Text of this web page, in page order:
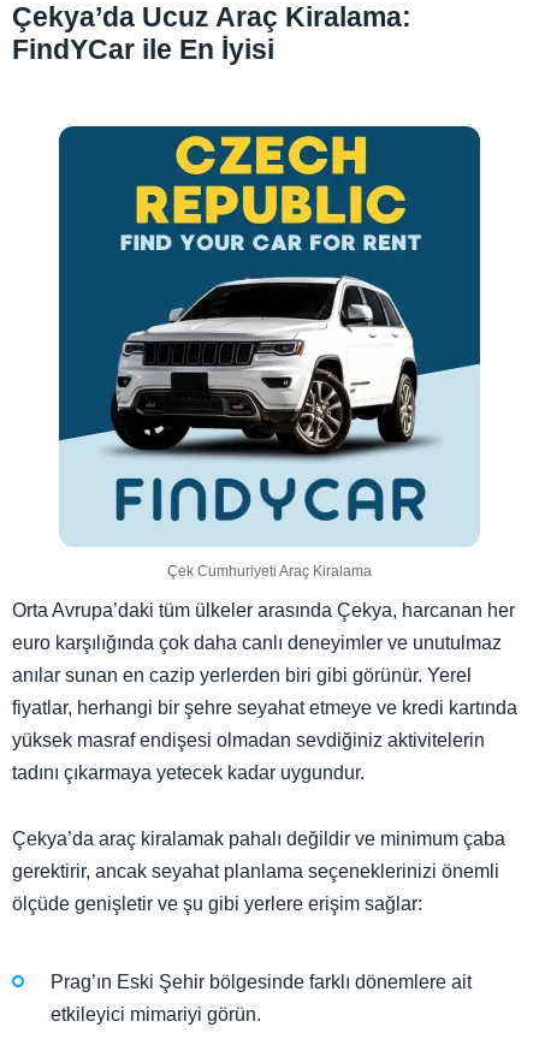
Çekya’da Ucuz Araç Kiralama:
FindYCar ile En İyisi
Çek Cumhuriyeti Araç Kiralama
Orta Avrupa’daki tüm ülkeler arasında Çekya, harcanan her
euro karşılığında çok daha canlı deneyimler ve unutulmaz
anılar sunan en cazip yerlerden biri gibi görünür. Yerel
fiyatlar, herhangi bir şehre seyahat etmeye ve kredi kartında
yüksek masraf endişesi olmadan sevdiğiniz aktivitelerin
tadını çıkarmaya yetecek kadar uygundur.
Çekya’da araç kiralamak pahalı değildir ve minimum çaba
gerektirir, ancak seyahat planlama seçeneklerinizi önemli
ölçüde genişletir ve şu gibi yerlere erişim sağlar:
Prag’ın Eski Şehir bölgesinde farklı dönemlere ait
etkileyici mimariyi görün.